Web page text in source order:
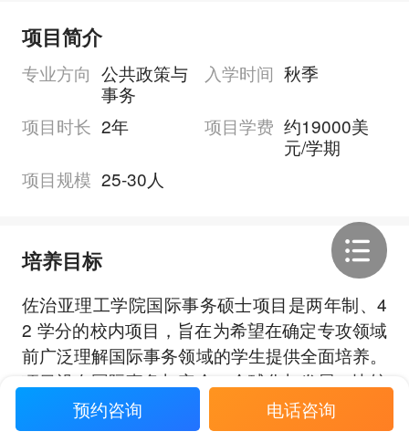
项目简介
专业方向 公共政策与
事务
入学时间 秋季
项目时长 2年 项目学费 约19000美
元/学期
项目规模 25-30人
培养目标
佐治亚理工学院国际事务硕士项目是两年制、4
2 学分的校内项目，旨在为希望在确定专攻领域
前广泛理解国际事务领域的学生提供全面培养。
项目设有国际事务与安全、全球化与发展、比较
与区域研究、科学与技术四个方向，帮助学生探
索个人感兴趣的主题，并培养与 STEM 相关的
预约咨询 电话咨询